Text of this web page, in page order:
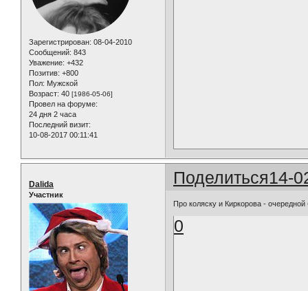
Зарегистрирован: 08-04-2010
Сообщений: 843
Уважение: +432
Позитив: +800
Пол: Мужской
Возраст: 40 [1986-05-06]
Провел на форуме:
24 дня 2 часа
Последний визит:
10-08-2017 00:11:41
Поделиться14-
Dalida
Участник
Про коляску и Киркорова -
0